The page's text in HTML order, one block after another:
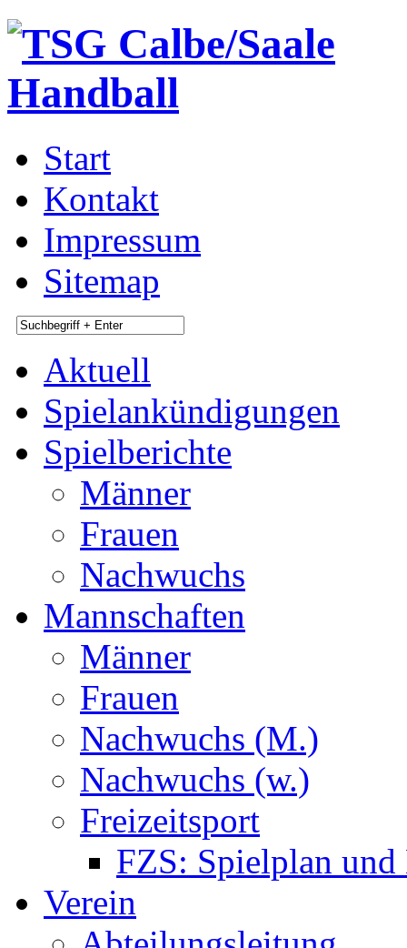
Start
Kontakt
Impressum
Sitemap
Aktuell
Spielankündigungen
Spielberichte
Männer
Frauen
Nachwuchs
Mannschaften
Männer
Frauen
Nachwuchs (M.)
Nachwuchs (w.)
Freizeitsport
FZS: Spielplan und
Verein